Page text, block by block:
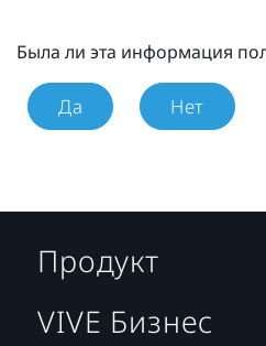
Была ли эта информация
Да Нет
Продукт
VIVE Бизнес